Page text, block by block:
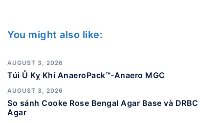
You might also like:
AUGUST 3, 2026
Túi Ủ Kỵ Khí AnaeroPack™-Anaero MGC
AUGUST 3, 2026
So sánh Cooke Rose Bengal Agar Base và DRBC
Agar